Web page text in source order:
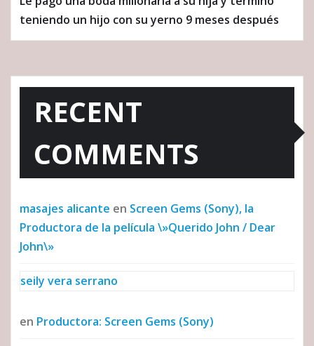
teniendo un hijo con su yerno 9 meses después
RECENT
COMMENTS
masajes alicante en Screen Gems (Sony), la
Productora de la película \»Querido John / Dear
John\»
seily vera serrano
en Productora: Screen Gems (Sony)